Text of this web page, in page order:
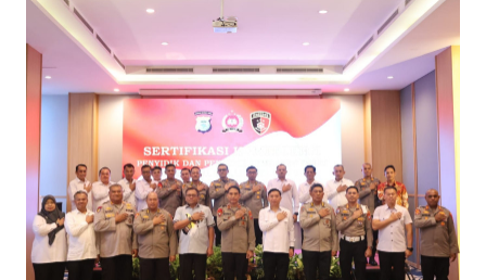
WN
SERAMBI
WN
WN
SULTRA
WN